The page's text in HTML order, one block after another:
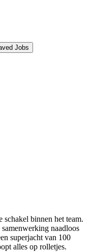
Jobs
binnen het team.
naadloos
superjacht van 100
alles op rolletjes.